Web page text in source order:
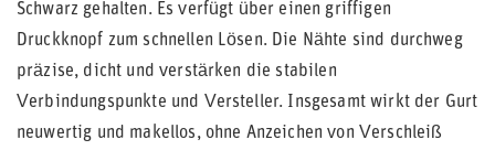
Schwarz gehalten. Es verfügt über einen griffigen
Druckknopf zum schnellen Lösen. Die Nähte sind durchweg
präzise, dicht und verstärken die stabilen
Verbindungspunkte und Versteller. Insgesamt wirkt der Gurt
neuwertig und makellos, ohne Anzeichen von Verschleiß